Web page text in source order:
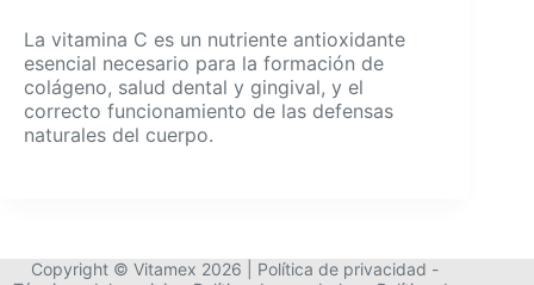
La vitamina C es un nutriente antioxidante
esencial necesario para la formación de
colágeno, salud dental y gingival, y el
correcto funcionamiento de las defensas
naturales del cuerpo.
Copyright © Vitamex 2026 | Política de privacidad -